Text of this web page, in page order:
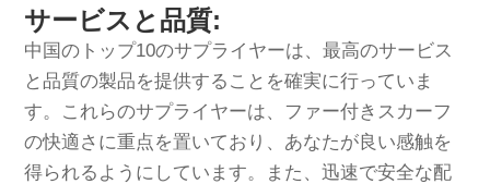
サービスと品質:
中国のトップ10のサプライヤーは、最高のサービス
と品質の製品を提供することを確実に行っていま
す。これらのサプライヤーは、ファー付きスカーフ
の快適さに重点を置いており、あなたが良い感触を
得られるようにしています。また、迅速で安全な配